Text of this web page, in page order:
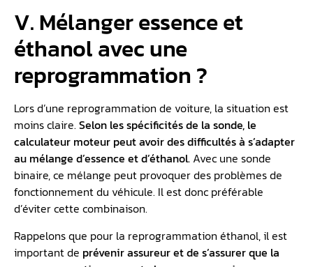
V. Mélanger essence et
éthanol avec une
reprogrammation ?
Lors d’une reprogrammation de voiture, la situation est
moins claire. Selon les spécificités de la sonde, le
calculateur moteur peut avoir des difficultés à s’adapter
au mélange d’essence et d’éthanol. Avec une sonde
binaire, ce mélange peut provoquer des problèmes de
fonctionnement du véhicule. Il est donc préférable
d’éviter cette combinaison.
Rappelons que pour la reprogrammation éthanol, il est
important de prévenir assureur et de s’assurer que la